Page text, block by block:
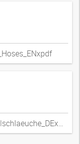
TI_Technische_Informationen_Metallschlaeuche_DExpdf